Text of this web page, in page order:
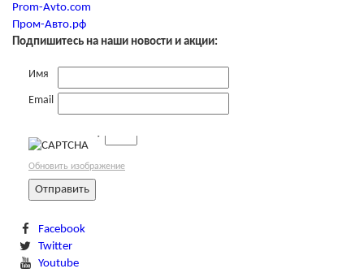
Prom-Avto.com
Пром-Авто.рф
Подпишитесь на наши новости и акции:
Имя
Email
→
Обновить изображение
Facebook
Twitter
Youtube